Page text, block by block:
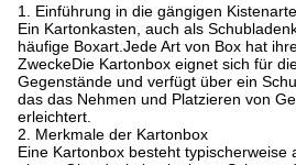
1. Einführung in die gängigen
Ein Kartonkasten, auch als
häufige Boxart.Jede Art von Box hat
ZweckeDie Kartonbox eignet sich für
Gegenstände und verfügt über ein
das das Nehmen und Platzieren von
erleichtert.
2. Merkmale der Kartonbox
Eine Kartonbox besteht typischerweise